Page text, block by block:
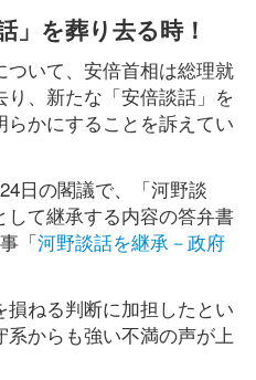
を葬り去る時！
いて、安倍首相は総理就
、新たな「安倍談話」を
かにすることを訴えてい
日の閣議で、「河野談
て継承する内容の答弁書
「河野談話を継承－政府
ねる判断に加担したとい
からも強い不満の声が上